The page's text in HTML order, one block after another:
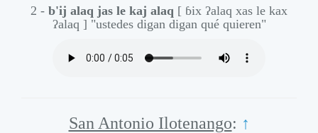
2 - b'ij alaq jas le kaj alaq [ ɓix ʔalaq xas le kax
ʔalaq ] "ustedes digan digan qué quieren"
San Antonio Ilotenango: ↑